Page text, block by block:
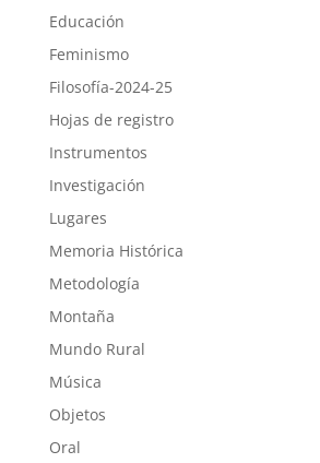
Educación
Feminismo
Filosofía-2024-25
Hojas de registro
Instrumentos
Investigación
Lugares
Memoria Histórica
Metodología
Montaña
Mundo Rural
Música
Objetos
Oral